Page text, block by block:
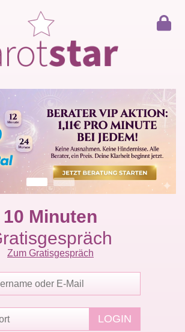
10 Minuten
Zum Gratisgespräch